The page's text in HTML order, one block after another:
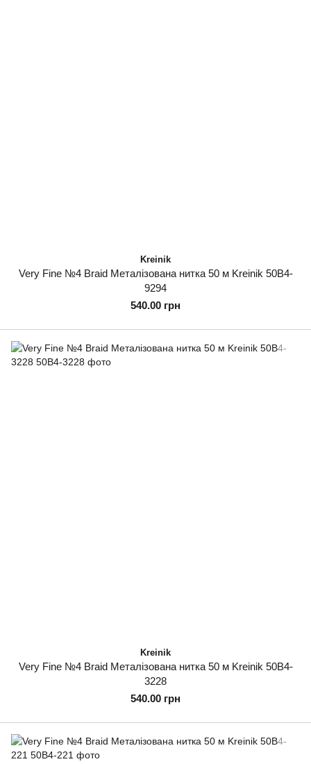
Kreinik
Very Fine №4 Braid Металізована нитка 50 м Kreinik 50B4-
9294
540.00 грн
Kreinik
Very Fine №4 Braid Металізована нитка 50 м Kreinik 50B4-
3228
540.00 грн